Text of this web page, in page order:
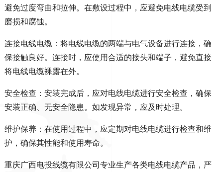
避免过度弯曲和拉伸。在敷设过程中，应避免电线电缆受到
磨损和腐蚀。
连接电线电缆：将电线电缆的两端与电气设备进行连接，确
保接触良好。连接时，应使用合适的接头和端子，避免直接
将电线电缆裸露在外。
安全检查：安装完成后，应对电线电缆进行安全检查，确保
安装正确、无安全隐患。如发现异常，应及时处理。
维护保养：在使用过程中，应定期对电线电缆进行检查和维
护，确保其性能和使用寿命。
重庆广西电投线缆有限公司专业生产各类电线电缆产品，严